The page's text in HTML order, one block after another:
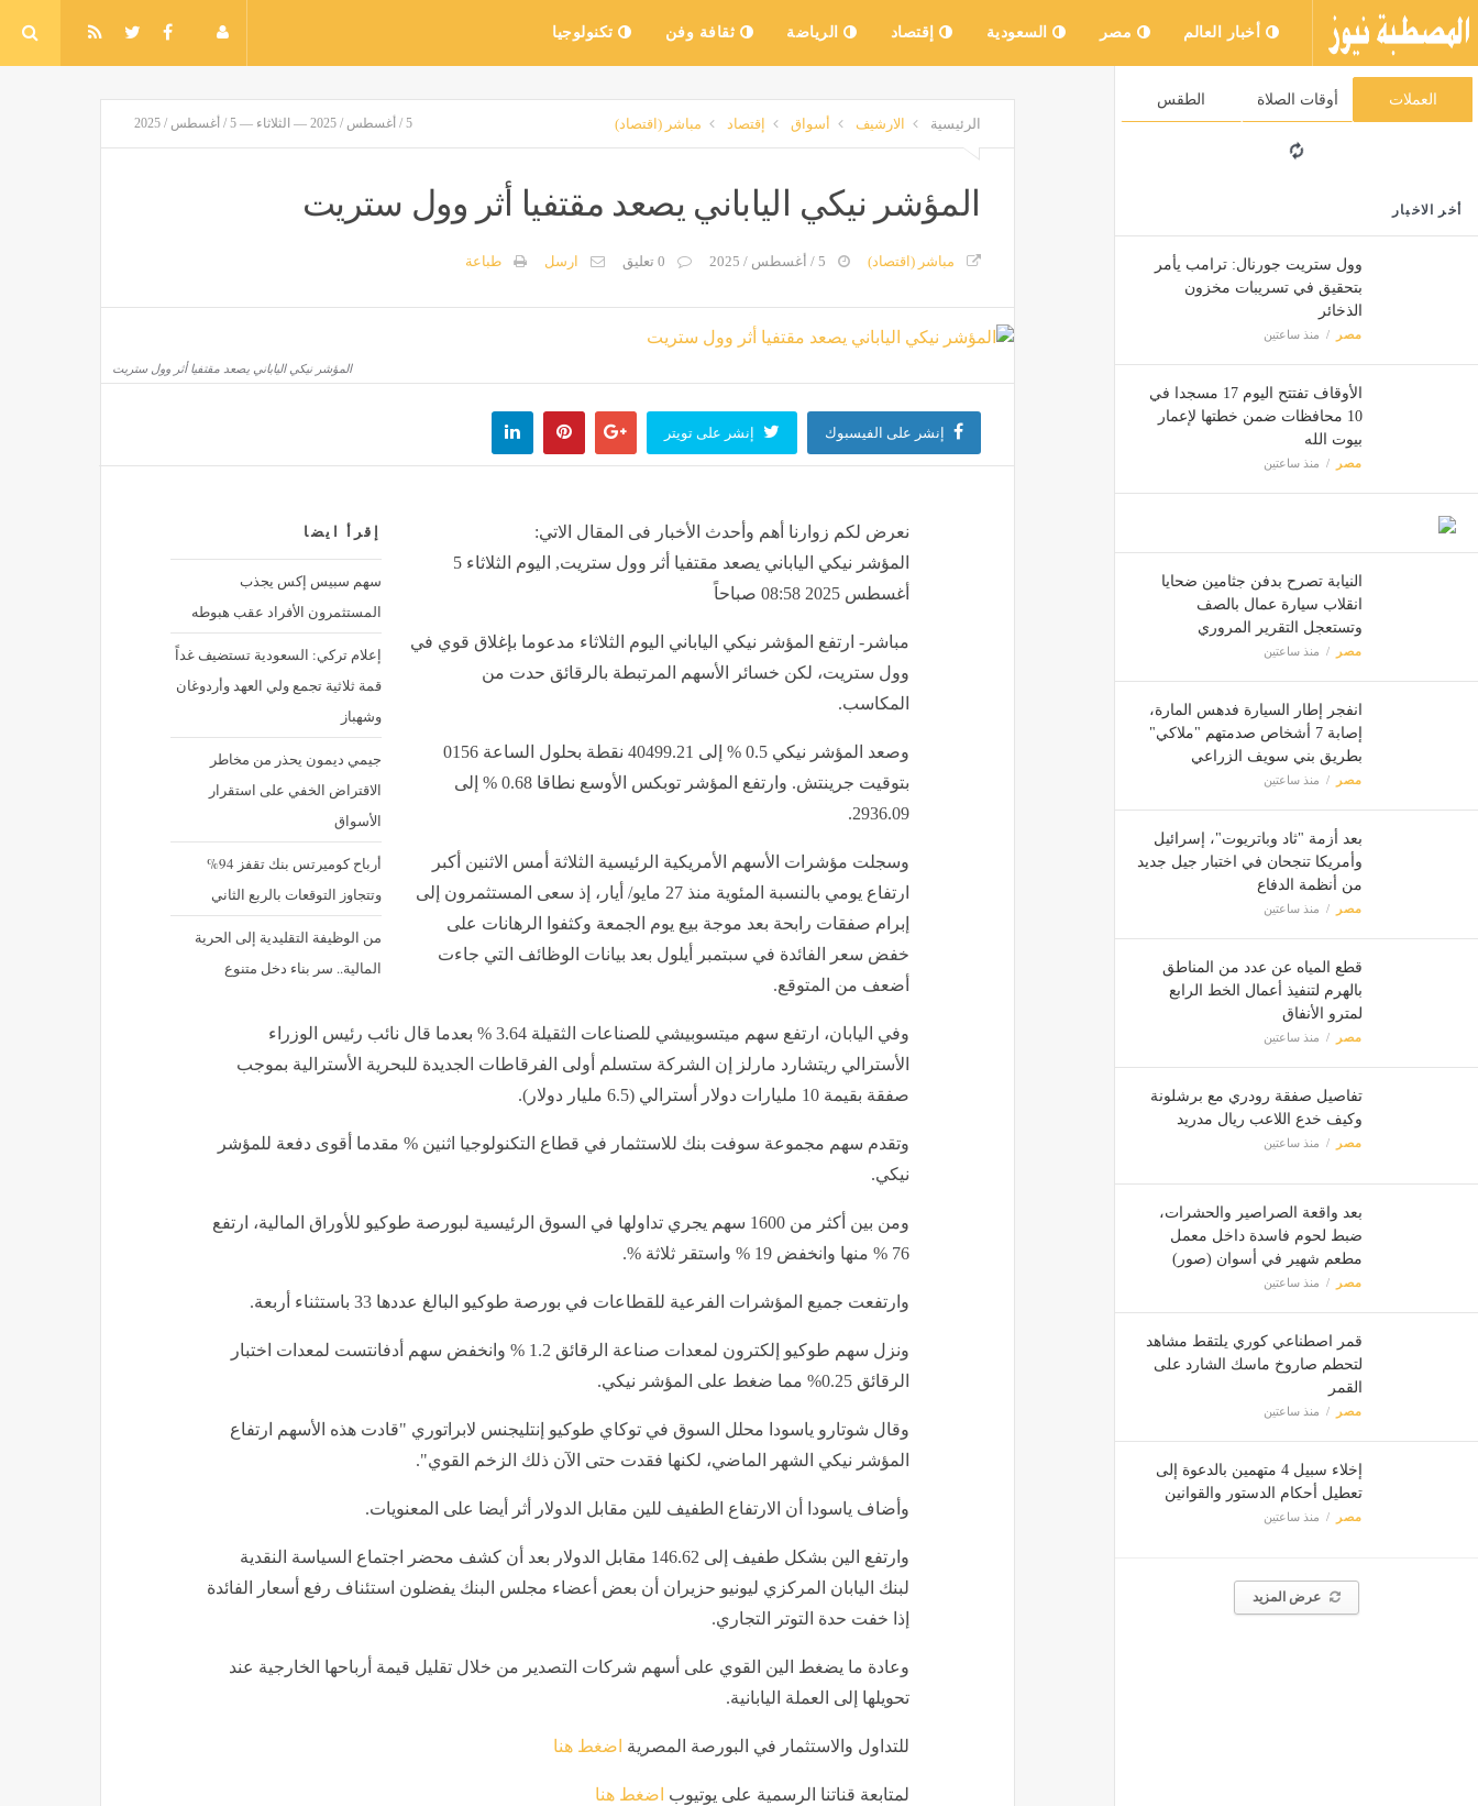
أخبار العالم مصر السعودية إقتصاد الرياضة ثقافة وفن تكنولوجيا
العملات أوقات الصلاة الطقس
أخر الاخبار
وول ستريت جورنال: ترامب يأمر
بتحقيق في تسريبات مخزون
الذخائر
مصر منذ ساعتين
الأوقاف تفتتح اليوم 17 مسجدا في
10 محافظات ضمن خطتها لإعمار
بيوت الله
مصر منذ ساعتين
النيابة تصرح بدفن جثامين ضحايا
انقلاب سيارة عمال بالصف
وتستعجل التقرير المروري
مصر منذ ساعتين
انفجر إطار السيارة فدهس المارة،
إصابة 7 أشخاص صدمتهم "ملاكي"
بطريق بني سويف الزراعي
مصر منذ ساعتين
بعد أزمة "ثاد وباتريوت"، إسرائيل
وأمريكا تنجحان في اختبار جيل جديد
من أنظمة الدفاع
مصر منذ ساعتين
قطع المياه عن عدد من المناطق
بالهرم لتنفيذ أعمال الخط الرابع
لمترو الأنفاق
مصر منذ ساعتين
تفاصيل صفقة رودري مع برشلونة
وكيف خدع اللاعب ريال مدريد
مصر منذ ساعتين
بعد واقعة الصراصير والحشرات،
ضبط لحوم فاسدة داخل معمل
مطعم شهير في أسوان (صور)
مصر منذ ساعتين
قمر اصطناعي كوري يلتقط مشاهد
لتحطم صاروخ ماسك الشارد على
القمر
مصر منذ ساعتين
إخلاء سبيل 4 متهمين بالدعوة إلى
تعطيل أحكام الدستور والقوانين
مصر منذ ساعتين
عرض المزيد
الرئيسية الارشيف أسواق إقتصاد مباشر (اقتصاد) 5 / أغسطس / 2025 — الثلاثاء — 5 / أغسطس / 2025
المؤشر نيكي الياباني يصعد مقتفيا أثر وول ستريت
مباشر (اقتصاد) 0 تعليق ارسل طباعة
المؤشر نيكي الياباني يصعد مقتفيا أثر وول ستريت
إنشر على الفيسبوك إنشر على تويتر
إقرأ ايضا
سهم سبيس إكس يجذب
المستثمرون الأفراد عقب هبوطه
إعلام تركي: السعودية تستضيف غداً
قمة ثلاثية تجمع ولي العهد وأردوغان
وشهباز
جيمي ديمون يحذر من مخاطر
الاقتراض الخفي على استقرار
الأسواق
أرباح كوميرتس بنك تقفز 94%
وتتجاوز التوقعات بالربع الثاني
من الوظيفة التقليدية إلى الحرية
المالية.. سر بناء دخل متنوع
نعرض لكم زوارنا أهم وأحدث الأخبار فى المقال الاتي:
المؤشر نيكي الياباني يصعد مقتفيا أثر وول ستريت, اليوم الثلاثاء 5
أغسطس 2025 08:58 صباحاً
مباشر- ارتفع المؤشر نيكي الياباني اليوم الثلاثاء مدعوما بإغلاق قوي في
وول ستريت، لكن خسائر الأسهم المرتبطة بالرقائق حدت من
المكاسب.
وصعد المؤشر نيكي 0.5 % إلى 40499.21 نقطة بحلول الساعة 0156
بتوقيت جرينتش. وارتفع المؤشر توبكس الأوسع نطاقا 0.68 % إلى
2936.09.
وسجلت مؤشرات الأسهم الأمريكية الرئيسية الثلاثة أمس الاثنين أكبر
ارتفاع يومي بالنسبة المئوية منذ 27 مايو/ أيار، إذ سعى المستثمرون إلى
إبرام صفقات رابحة بعد موجة بيع يوم الجمعة وكثفوا الرهانات على
خفض سعر الفائدة في سبتمبر أيلول بعد بيانات الوظائف التي جاءت
أضعف من المتوقع.
وفي اليابان، ارتفع سهم ميتسوبيشي للصناعات الثقيلة 3.64 % بعدما قال نائب رئيس الوزراء
الأسترالي ريتشارد مارلز إن الشركة ستسلم أولى الفرقاطات الجديدة للبحرية الأسترالية بموجب
صفقة بقيمة 10 مليارات دولار أسترالي (6.5 مليار دولار).
وتقدم سهم مجموعة سوفت بنك للاستثمار في قطاع التكنولوجيا اثنين % مقدما أقوى دفعة للمؤشر
نيكي.
ومن بين أكثر من 1600 سهم يجري تداولها في السوق الرئيسية لبورصة طوكيو للأوراق المالية، ارتفع
76 % منها وانخفض 19 % واستقر ثلاثة %.
وارتفعت جميع المؤشرات الفرعية للقطاعات في بورصة طوكيو البالغ عددها 33 باستثناء أربعة.
ونزل سهم طوكيو إلكترون لمعدات صناعة الرقائق 1.2 % وانخفض سهم أدفانتست لمعدات اختبار
الرقائق 0.25% مما ضغط على المؤشر نيكي.
وقال شوتارو ياسودا محلل السوق في توكاي طوكيو إنتليجنس لابراتوري "قادت هذه الأسهم ارتفاع
المؤشر نيكي الشهر الماضي، لكنها فقدت حتى الآن ذلك الزخم القوي".
وأضاف ياسودا أن الارتفاع الطفيف للين مقابل الدولار أثر أيضا على المعنويات.
وارتفع الين بشكل طفيف إلى 146.62 مقابل الدولار بعد أن كشف محضر اجتماع السياسة النقدية
لبنك اليابان المركزي ليونيو حزيران أن بعض أعضاء مجلس البنك يفضلون استئناف رفع أسعار الفائدة
إذا خفت حدة التوتر التجاري.
وعادة ما يضغط الين القوي على أسهم شركات التصدير من خلال تقليل قيمة أرباحها الخارجية عند
تحويلها إلى العملة اليابانية.
للتداول والاستثمار في البورصة المصرية اضغط هنا
لمتابعة قناتنا الرسمية على يوتيوب اضغط هنا